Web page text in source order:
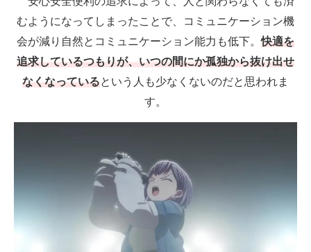
むようになってしまったことで、コミュニケーション機
会が減り自然とコミュニケーション能力も低下。快適を
追求しているつもりが、いつの間にか孤独から抜け出せ
なくなっているという人も少なくないのだと思われま
す。